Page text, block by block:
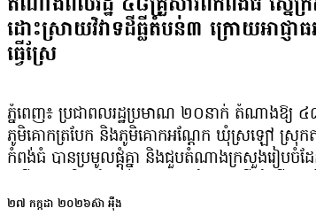
បោះឆ្នោតនៅកម្ពុជាតាំងពីឆ្នាំ១៩៩៣។ លោក
ដូចជាពាណិជ្ជកម្ម សន្តិសុខ និងហេដ្ឋារចនាស
ច្រើនដោយសារតែកត្តាស្មុគស្មាញផ្នែកច្បាប់
ជាអ្នកធានានូវការការពារ និងប្ដេជ្ញាសន្យា
បូរណភាពទឹកដីកម្ពុជាឡើយ ព្រមទាំងជំរុញកា
ប្រាក់ទាប។ ប៉ុន្តែ យើងក៏ត្រូវតែបង្ហាញនូវប្រព័
អំពើពុករលួយ និងត្រូវយកចិត្តទុកដាក់លើច្រក
ចិត្តរបស់អ្នកវិនិយោគទុន»៕
ដោះស្រាយវិវាទដីធ្លីតំបន់៣ ក្រោយអាជ្ញា
ធ្វើស្រែ
ភ្នំពេញ៖ ប្រជាពលរដ្ឋប្រមាណ ២០នាក់ តំណាងឱ្យ ៤
ភូមិគោកត្របែក និងភូមិគោកអណ្ដែក ឃុំស្រឡៅ ស្រុកត
កំពង់ធំ បានប្រមូលផ្ដុំគ្នា និងជួបតំណាងក្រសួងរៀបចំដ
វិញ បន្ទាប់ពីពួកគេបានដកញត្តិពីរដ្ឋសភាមកវិញ។ ពួកគេ
២៧ កក្កដា ២០២៦ស៊ា អុឺង